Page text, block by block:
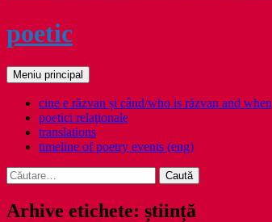
poetic
Caută
Meniu principal
cine e răzvan și când/who is răzvan and when
poetici relaţionale
translations
timeline of poetry events (eng)
Caută
după:
Arhive etichete: știință